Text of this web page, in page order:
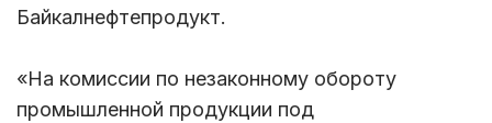
Байкалнефтепродукт.
«На комиссии по незаконному обороту
промышленной продукции под